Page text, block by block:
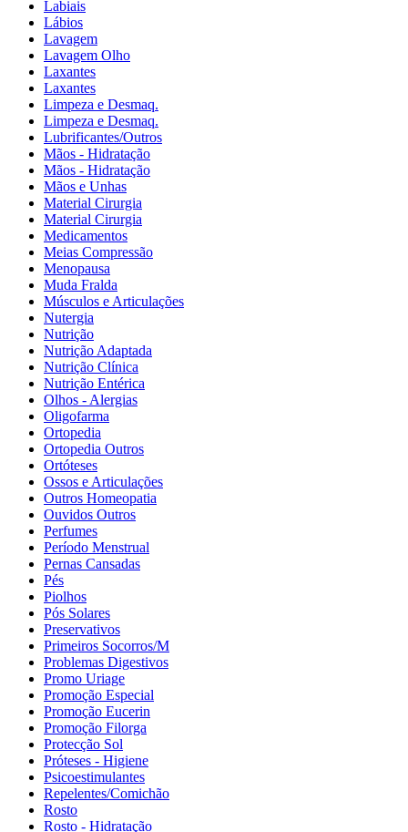
Labiais
Lábios
Lavagem
Lavagem Olho
Laxantes
Laxantes
Limpeza e Desmaq.
Limpeza e Desmaq.
Lubrificantes/Outros
Mãos - Hidratação
Mãos - Hidratação
Mãos e Unhas
Material Cirurgia
Material Cirurgia
Medicamentos
Meias Compressão
Menopausa
Muda Fralda
Músculos e Articulações
Nutergia
Nutrição
Nutrição Adaptada
Nutrição Clínica
Nutrição Entérica
Olhos - Alergias
Oligofarma
Ortopedia
Ortopedia Outros
Ortóteses
Ossos e Articulações
Outros Homeopatia
Ouvidos Outros
Perfumes
Período Menstrual
Pernas Cansadas
Pés
Piolhos
Pós Solares
Preservativos
Primeiros Socorros/M
Problemas Digestivos
Promo Uriage
Promoção Especial
Promoção Eucerin
Promoção Filorga
Protecção Sol
Próteses - Higiene
Psicoestimulantes
Repelentes/Comichão
Rosto
Rosto - Hidratação